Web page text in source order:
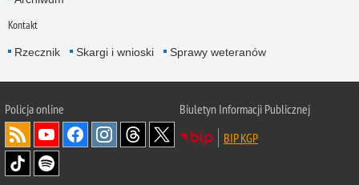
Kontakt
Rzecznik Skargi i wnioski Sprawy weteranów
Policjaonline
Biuletyn Informacji Publicznej
BIP KGP